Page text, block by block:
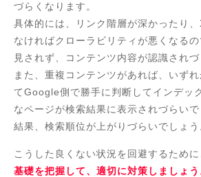
づらくなります。
具体的には、リンク階層が深かったり
なければクローラビリティが悪くなる
見されず、コンテンツ内容が認識されづ
また、重複コンテンツがあれば、いず
てGoogle側で勝手に判断してインデッ
なページが検索結果に表示されづらいで
結果、検索順位が上がりづらいでしょう
こうした良くない状況を回避するために
基礎を把握して、適切に対策しましょう